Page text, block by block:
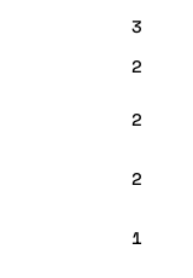
3
2
2
2
1